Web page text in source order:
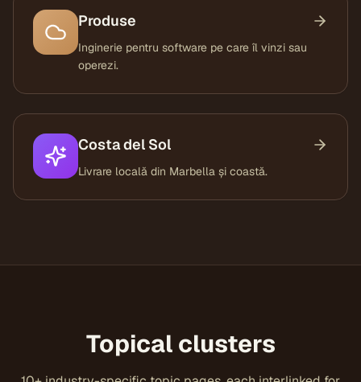
Produse
Inginerie pentru software pe care îl vinzi sau
operezi.
Costa del Sol
Livrare locală din Marbella și coastă.
Topical clusters